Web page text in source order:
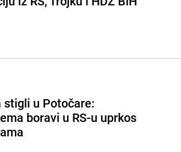
stigli u Potočare:
boravi u RS-u uprkos